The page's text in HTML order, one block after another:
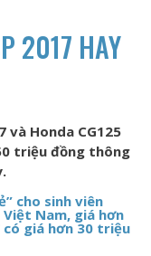
2017 HAY
và Honda CG125
triệu đồng thông
cho sinh viên
Việt Nam, giá hơn
có giá hơn 30 triệu